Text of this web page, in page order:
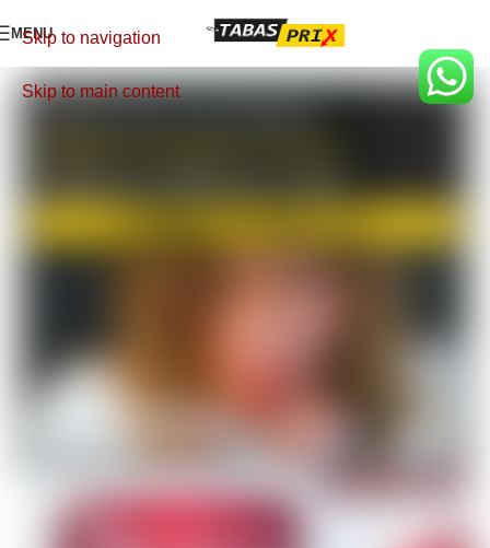
Skip to navigation
Skip to main content
MENU